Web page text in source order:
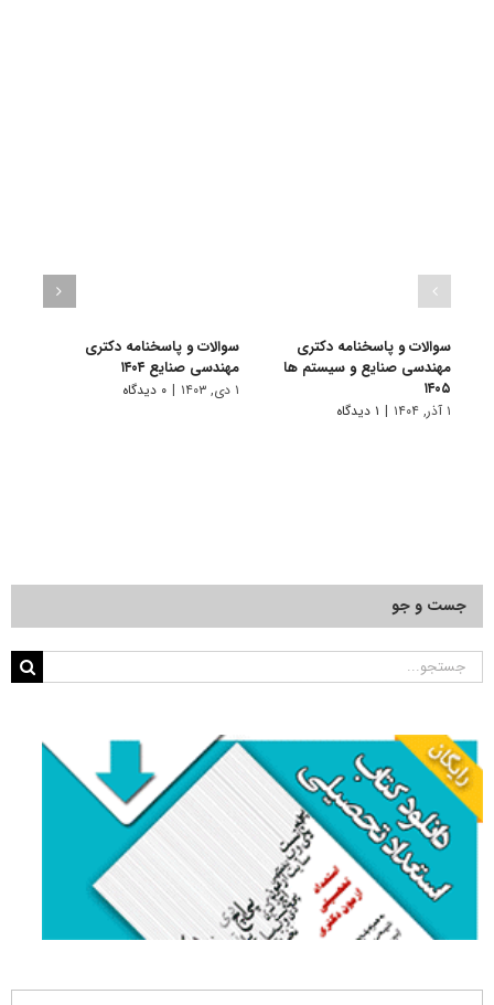
سوالات و پاسخنامه دکتری
مهندسی صنایع و سیستم ها
۱۴۰۵
۱ آذر, ۱۴۰۴ | ۱ دیدگاه
سوالات و پاسخنامه دکتری
مهندسی صنایع ۱۴۰۴
۱ دی, ۱۴۰۳ | ۰ دیدگاه
جست و جو
جستجو